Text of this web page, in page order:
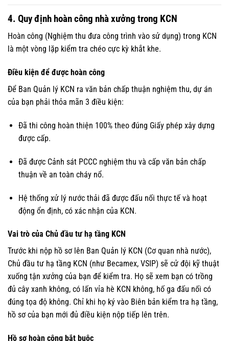
4. Quy định hoàn công nhà xưởng trong KCN
Hoàn công (Nghiệm thu đưa công trình vào sử dụng) trong KCN
là một vòng lặp kiểm tra chéo cực kỳ khắt khe.
Điều kiện để được hoàn công
Để Ban Quản lý KCN ra văn bản chấp thuận nghiệm thu, dự án
của bạn phải thỏa mãn 3 điều kiện:
Đã thi công hoàn thiện 100% theo đúng Giấy phép xây dựng
được cấp.
Đã được Cảnh sát PCCC nghiệm thu và cấp văn bản chấp
thuận về an toàn cháy nổ.
Hệ thống xử lý nước thải đã được đấu nối thực tế và hoạt
động ổn định, có xác nhận của KCN.
Vai trò của Chủ đầu tư hạ tầng KCN
Trước khi nộp hồ sơ lên Ban Quản lý KCN (Cơ quan nhà nước),
Chủ đầu tư hạ tầng KCN (như Becamex, VSIP) sẽ cử đội kỹ thuật
xuống tận xưởng của bạn để kiểm tra. Họ sẽ xem bạn có trồng
đủ cây xanh không, có lấn vỉa hè KCN không, hố ga đấu nối có
đúng tọa độ không. Chỉ khi họ ký vào Biên bản kiểm tra hạ tầng,
hồ sơ của bạn mới đủ điều kiện nộp tiếp lên trên.
Hồ sơ hoàn công bắt buộc